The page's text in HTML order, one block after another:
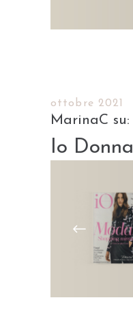
ottobre 2021
Io Donna